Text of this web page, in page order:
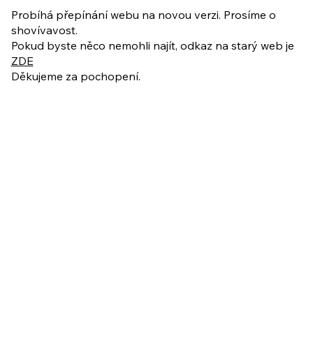
ukázkové lekce
Probíhá přepínání webu na novou verzi. Prosíme o
shovívavost.
Pokud byste něco nemohli najít, odkaz na starý web je
ZDE
Děkujeme za pochopení.